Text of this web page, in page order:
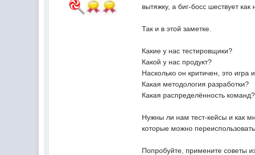
вытяжку, а биг-босс шествует
Так и в этой заметке.
Какие у нас тестировщики?
Какой у нас продукт?
Насколько он критичен, это
Какая методология разработки?
Какая распределённость команд?
Нужны ли нам тест-кейсы и как
которые можно
Попробуйте, примените советы